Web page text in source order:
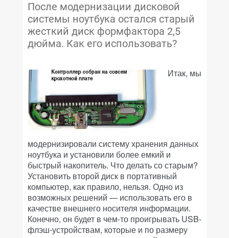
После модернизации дисковой
системы ноутбука остался старый
жесткий диск формфактора 2,5
дюйма. Как его использовать?
Итак, мы
модернизировали систему хранения данных
ноутбука и установили более емкий и
быстрый накопитель. Что делать со старым?
Установить второй диск в портативный
компьютер, как правило, нельзя. Одно из
возможных решений — использовать его в
качестве внешнего носителя информации.
Конечно, он будет в чем-то проигрывать USB-
флэш-устройствам, которые и по размеру